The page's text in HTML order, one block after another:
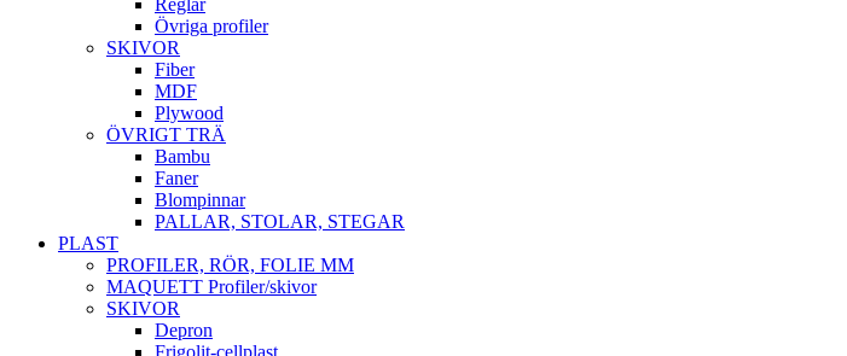
Övriga profiler
SKIVOR
Fiber
MDF
Plywood
ÖVRIGT TRÄ
Bambu
Faner
Blompinnar
PALLAR, STOLAR, STEGAR
PLAST
PROFILER, RÖR, FOLIE MM
MAQUETT Profiler/skivor
SKIVOR
Depron
Frigolit-cellplast